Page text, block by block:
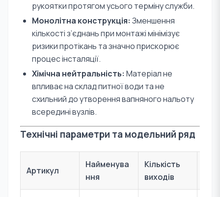
рукоятки протягом усього терміну служби.
Монолітна конструкція: Зменшення
кількості з’єднань при монтажі мінімізує
ризики протікань та значно прискорює
процес інсталяції.
Хімічна нейтральність: Матеріал не
впливає на склад питної води та не
схильний до утворення вапняного нальоту
всередині вузлів.
Технічні параметри та модельний ряд
Артикул
Найменува
ння
Кількість
виходів